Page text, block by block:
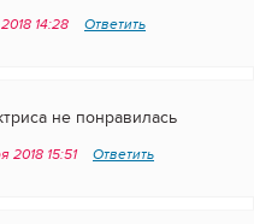
14:28 Ответить
не понравилась
2018 15:51 Ответить